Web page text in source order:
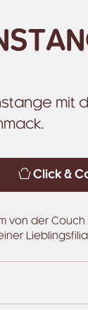
mit
Click &
von der